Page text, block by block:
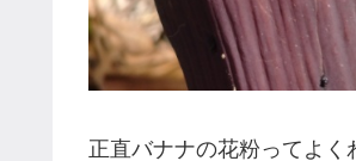
正直バナナの花粉ってよ